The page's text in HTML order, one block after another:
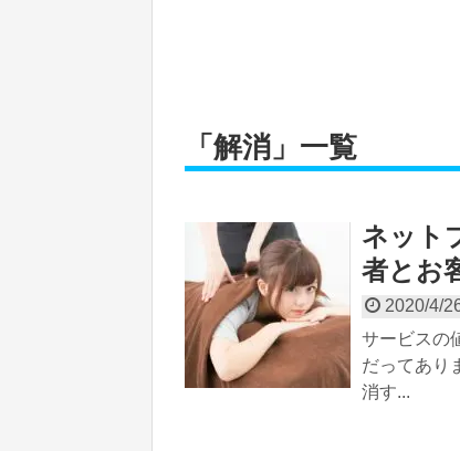
「 解消 」 一覧
ネット
者とお
2020/4/
サービスの
だってあり
消す...